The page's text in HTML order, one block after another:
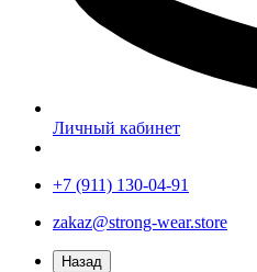
Личный кабинет
+7 (911) 130-04-91
zakaz@strong-wear.store
Назад